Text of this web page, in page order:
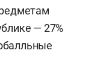
— 27%